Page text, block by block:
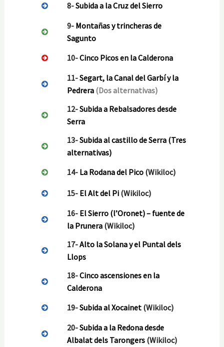
8-Subida a la Cruz del Sierro
9- Montañas y trincheras de
Sagunto
10-Cinco Picos en la Calderona
11-Segart, la Canal del Garbí y la
Pedrera (Dos alternativas)
12-Subida a Rebalsadores desde
Serra
13-Subida al castillo de Serra (Tres
alternativas)
14- La Rodana del Pico (Wikiloc)
15- El Alt del Pi (Wikiloc)
16- El Sierro (l’Oronet) – fuente de
la Prunera (Wikiloc)
17-Alto la Solana y el Puntal dels
Llops
18-Cinco ascensiones en la
Calderona
19-Subida al Xocainet (Wikiloc)
20-Subida a la Redona desde
Albalat dels Tarongers (Wikiloc)